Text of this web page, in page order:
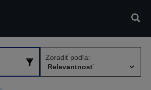
Zoradiť podľa: